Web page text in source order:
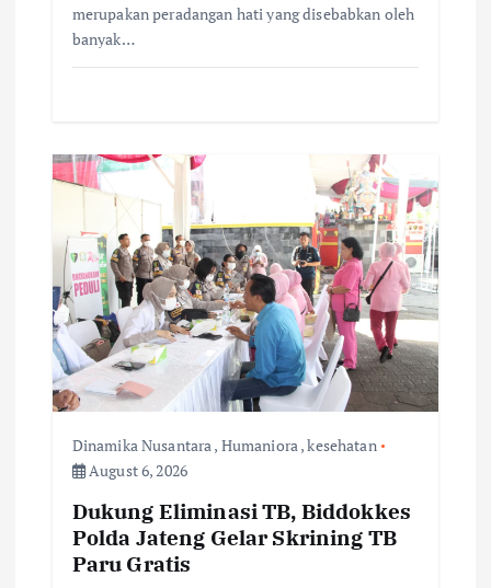
merupakan peradangan hati yang disebabkan oleh
banyak…
Dinamika Nusantara, Humaniora,kesehatan
August 6, 2026
Dukung Eliminasi TB, Biddokkes
Polda Jateng Gelar Skrining TB
Paru Gratis